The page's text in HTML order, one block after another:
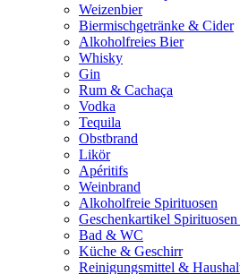
Weizenbier
Biermischgetränke & Cider
Alkoholfreies Bier
Whisky
Gin
Rum & Cachaça
Vodka
Tequila
Obstbrand
Likör
Apéritifs
Weinbrand
Alkoholfreie Spirituosen
Geschenkartikel
Bad & WC
Küche & Geschirr
Reinigungsmittel &